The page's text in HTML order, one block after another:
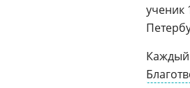
ученик
Каждый